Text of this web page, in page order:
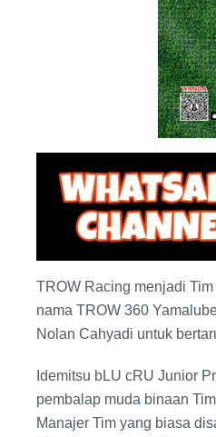
TROW Racing menjadi
nama TROW 360
Nolan Cahyadi untuk
Idemitsu bLU cRU Junior
pembalap muda binaan
Manajer Tim yang biasa